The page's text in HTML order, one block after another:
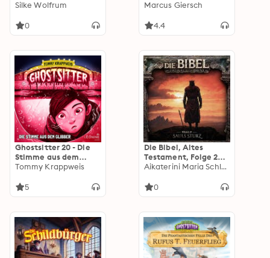
18. Jahrhundert.
Klassik und was sonst
Silke Wolfrum
0
Original Hörspiel zur
Marcus Giersch
4.4
Ghostsitter 20 - Die
Stimme aus dem
Glibber
Tommy Krappweis
5
Die Bibel, Altes
Testament, Folge 27:
Sauls Sturz
Aikaterini Maria Schlösser
0